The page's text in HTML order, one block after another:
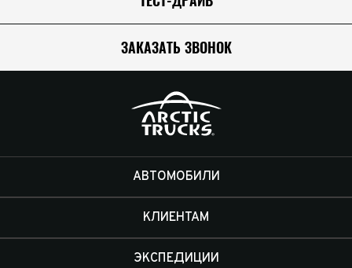
ЗАКАЗАТЬ ЗВОНОК
АВТОМОБИЛИ
КЛИЕНТАМ
ЭКСПЕДИЦИИ